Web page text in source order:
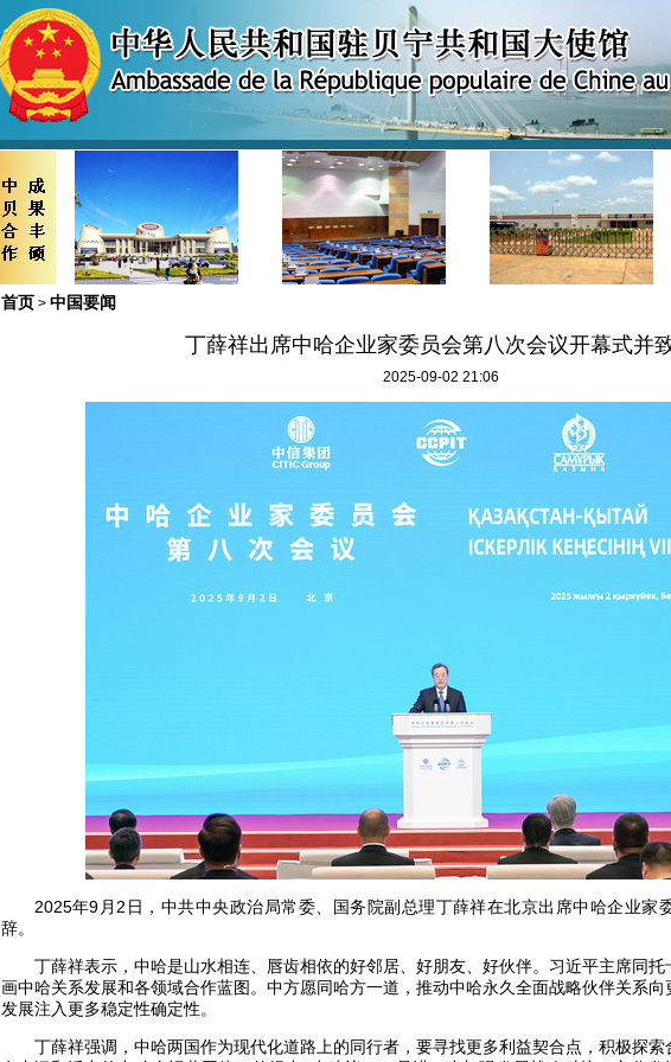
首页 > 中国要闻
丁薛祥出席中哈企业家委员会第八次会议开幕式并
2025-09-02 21:06
2025年9月2日，中共中央政治局常委、国务院副总理丁薛祥在北京出席中哈企业家
辞。
丁薛祥表示，中哈是山水相连、唇齿相依的好邻居、好朋友、好伙伴。习近平主席同
画中哈关系发展和各领域合作蓝图。中方愿同哈方一道，推动中哈永久全面战略伙伴关系
发展注入更多稳定性确定性。
丁薛祥强调，中哈两国作为现代化道路上的同行者，要寻找更多利益契合点，积极探